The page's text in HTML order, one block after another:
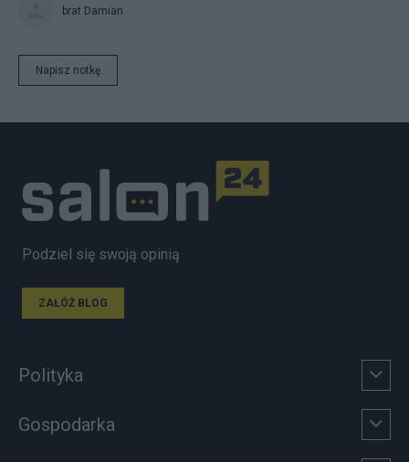
brat Damian
Napisz notkę
Podziel się swoją opinią
ZAŁÓŻ BLOG
Polityka
Gospodarka